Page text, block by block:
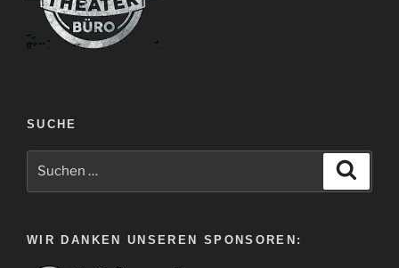
SUCHE
WIR DANKEN UNSEREN SPONSOREN: